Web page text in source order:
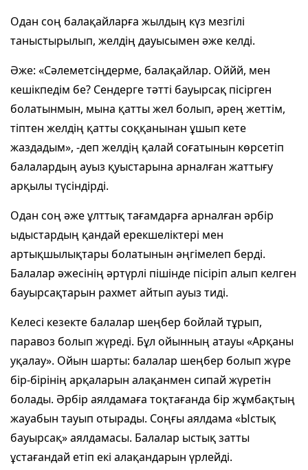
Одан соң балақайларға жылдың күз мезгілі
таныстырылып, желдің дауысымен әже келді.
Әже: «Сәлеметсіңдерме, балақайлар. Оййй, мен
кешікпедім бе? Сендерге тәтті бауырсақ пісірген
болатынмын, мына қатты жел болып, әрең жеттім,
тіптен желдің қатты соққанынан ұшып кете
жаздадым», -деп желдің қалай соғатынын көрсетіп
балалардың ауыз қуыстарына арналған жаттығу
арқылы түсіндірді.
Одан соң әже ұлттық тағамдарға арналған әрбір
ыдыстардың қандай ерек­шеліктері мен
артықшылықтары болатынын әңгімелеп берді.
Балалар әжесінің әртүрлі пішінде пісіріп алып келген
бауырсақтарын рахмет айтып ауыз тиді.
Келесі кезекте балалар шеңбер бойлай тұрып,
паравоз болып жүреді. Бұл ойынның атауы «Арқаны
уқалау». Ойын шарты: балалар шеңбер болып жүре
бір-бірінің арқаларын алақанмен сипай жүретін
болады. Әрбір аялдамаға тоқтағанда бір жұмбақтың
жауабын тауып отырады. Соңғы аялдама «Ыстық
бауырсақ» аялдамасы. Балалар ыстық затты
ұстағандай етіп екі алақандарын үрлейді.